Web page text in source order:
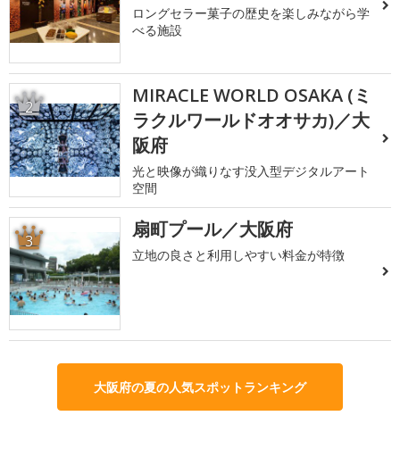
ロングセラー菓子の歴史を楽しみながら学
べる施設
2
MIRACLE WORLD OSAKA (ミ
ラクルワールドオオサカ)／大
阪府
光と映像が織りなす没入型デジタルアート
空間
3 扇町プール／大阪府
立地の良さと利用しやすい料金が特徴
大阪府の夏の人気スポットランキング